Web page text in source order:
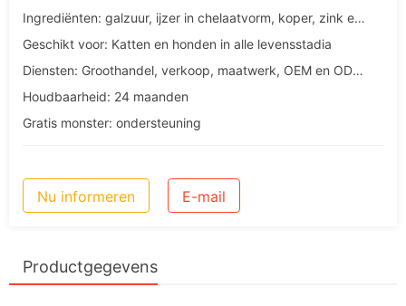
Ingrediënten: galzuur, ijzer in chelaatvorm, koper, zink en andere heilzame ingrediënten.
Geschikt voor: Katten en honden in alle levensstadia
Diensten: Groothandel, verkoop, maatwerk, OEM en ODM diensten
Houdbaarheid: 24 maanden
Gratis monster: ondersteuning
Nu informeren E-mail
Productgegevens